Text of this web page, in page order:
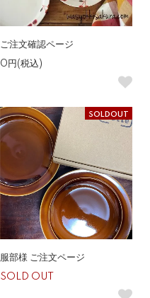
ご注文確認ページ
0円(税込)
SOLDOUT
服部様 ご注文ページ
SOLD OUT